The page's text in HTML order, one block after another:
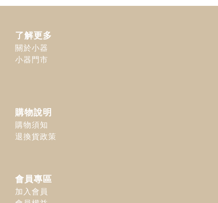
了解更多
關於小器
小器門市
購物說明
購物須知
退換貨政策
會員專區
加入會員